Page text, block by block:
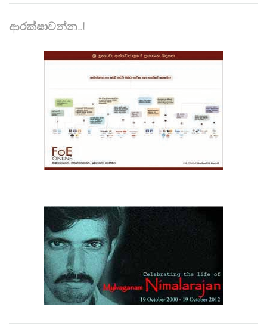
ආරක්ෂාවන්න..!